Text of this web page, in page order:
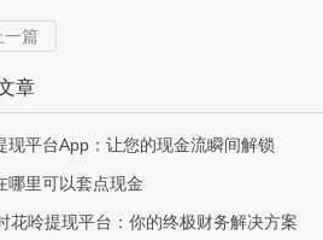
一篇
章
现平台App：让您的现金流瞬间解锁
哪里可以套点现金
花呤提现平台：你的终极财务解决方案